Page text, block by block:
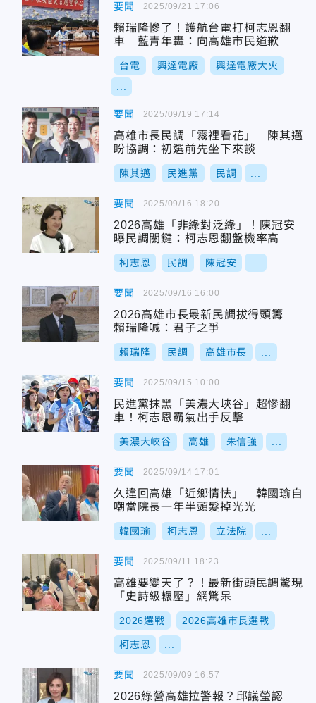
要聞
賴瑞隆慘了！護航台電打柯志恩翻
車 藍青年轟：向高雄市民道歉
台電 興達電廠 興達電廠大火
2025/09/21 17:06
要聞
高雄市長民調「霧裡看花」 陳其邁
盼協調：初選前先坐下來談
陳其邁 民進黨 民調
2025/09/19 17:14
要聞
2026高雄「非綠對泛綠」！陳冠安
曝民調關鍵：柯志恩翻盤機率高
柯志恩 民調 陳冠安
2025/09/16 18:20
要聞
2026高雄市長最新民調拔得頭籌
賴瑞隆喊：君子之爭
賴瑞隆 民調 高雄市長
2025/09/16 16:00
要聞
民進黨抹黑「美濃大峽谷」超慘翻
車！柯志恩霸氣出手反擊
美濃大峽谷 高雄 朱信強
2025/09/15 10:00
要聞
久違回高雄「近鄉情怯」 韓國瑜自
嘲當院長一年半頭髮掉光光
韓國瑜 柯志恩 立法院
2025/09/14 17:01
要聞
高雄要變天了？！最新街頭民調驚現
「史詩級輾壓」網驚呆
2026選戰 2026高雄市長選戰
柯志恩
2025/09/11 18:23
要聞
2026綠營高雄拉警報？邱議瑩認
2025/09/09 16:57